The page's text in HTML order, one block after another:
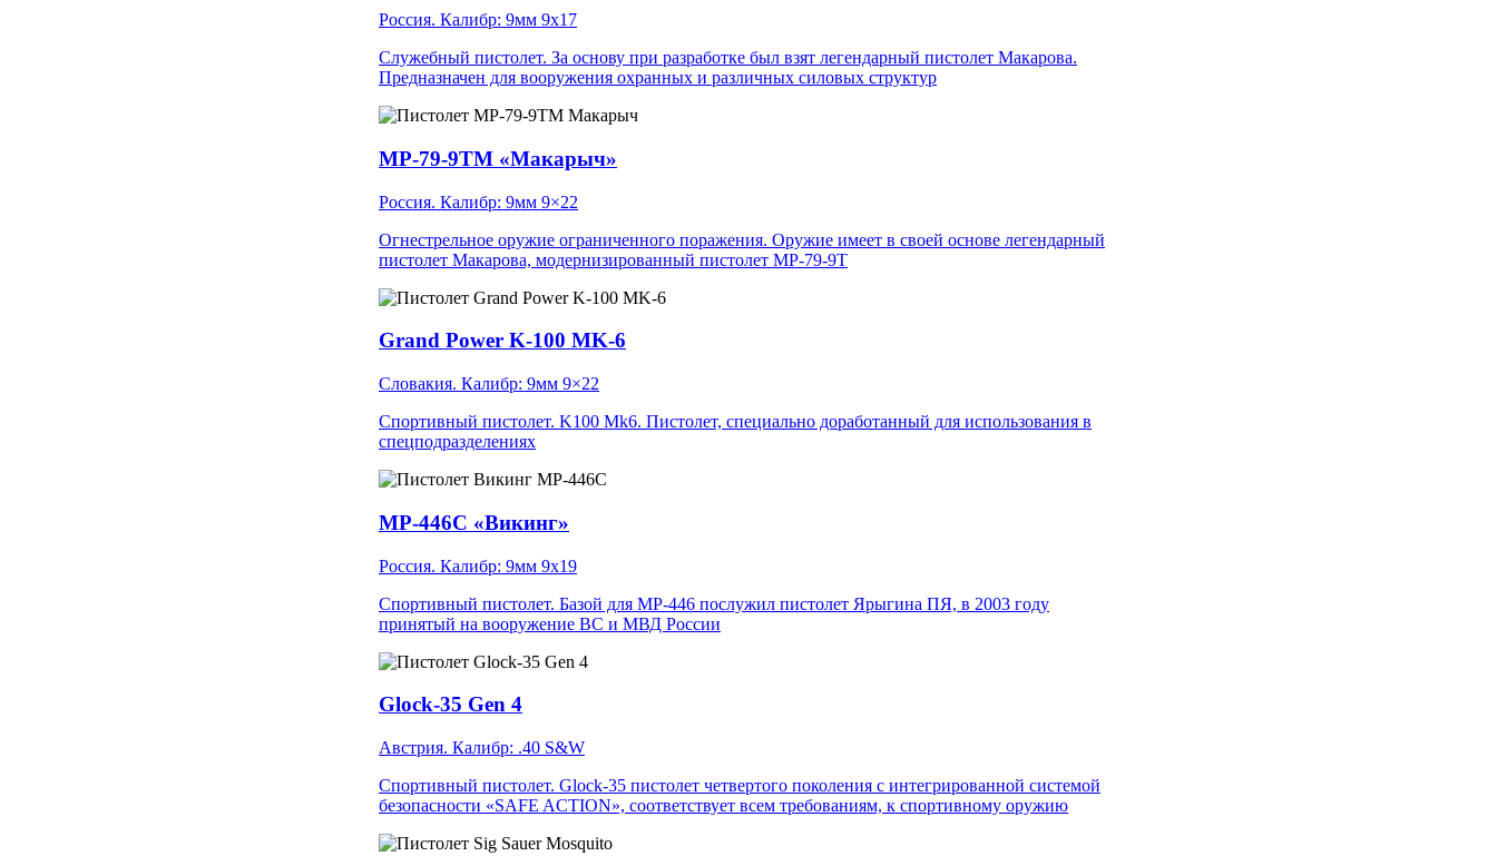
Россия. Калибр: 9мм 9х17
Служебный пистолет. За основу при разработке был взят легендарный пистолет Макарова.
Предназначен для вооружения охранных и различных силовых структур
МР-79-9ТM «Макарыч»
Россия. Калибр: 9мм 9×22
Огнестрельное оружие ограниченного поражения. Оружие имеет в своей основе легендарный
пистолет Макарова, модернизированный пистолет МР-79-9Т
Grand Power K-100 MK-6
Словакия. Калибр: 9мм 9×22
Спортивный пистолет. K100 Mk6. Пистолет, специально доработанный для использования в
спецподразделениях
MP-446C «Викинг»
Россия. Калибр: 9мм 9х19
Спортивный пистолет. Базой для МР-446 послужил пистолет Ярыгина ПЯ, в 2003 году
принятый на вооружение ВС и МВД России
Glock-35 Gen 4
Австрия. Калибр: .40 S&W
Спортивный пистолет. Glock-35 пистолет четвертого поколения с интегрированной системой
безопасности «SAFE ACTION», соответствует всем требованиям, к спортивному оружию